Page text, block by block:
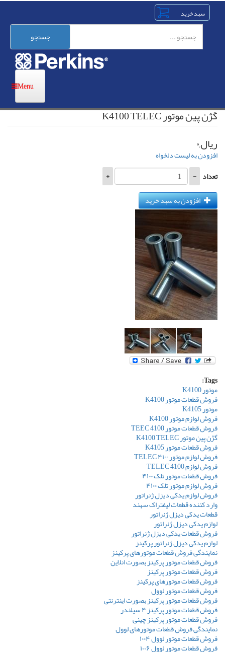
رفتن
محتوای
جستجو
گژن پین موتور K4100 TELEC
ریال,۰
افزودن به لیست دلخواه
تعداد -
+
افزودن به سبد خرید
Tags:
موتور K4100
فروش قطعات موتور K4100
موتور K4105
فروش لوازم موتور K4100
فروش قطعات موتور TEEC 4100
گژن پین موتور K4100 TELEC
فروش قطعات موتور K4105
فروش لوازم موتور ۴۱۰۰ TELEC
فروش لوازم TELEC 4100
فروش قطعات موتور تلک ۴۱۰۰
فروش لوازم موتور تلک ۴۱۰۰
فروش لوازم یدکی دیزل ژنراتور
وارد کننده قطعات لیفتراک سهند
قطعات یدکی دیزل ژنراتور
لوازم یدکی دیزل ژنراتور
فروش قطعات یدکی دیزل ژنراتور
لوازم یدکی دیزل ژنراتور پرکینز
نمایندگی فروش قطعات موتورهای پرکینز
فروش قطعات موتور پرکینز بصورت انلاین
فروش قطعات موتور پرکینز
فروش قطعات موتورهای پرکینز
فروش قطعات موتور لوول
فروش قطعات موتور پرکینز بصورت اینترنتی
فروش قطعات موتور پرکینز ۴ سیلندر
فروش قطعات موتور پرکینز چینی
نمایندگی فروش قطعات موتورهای لوول
فروش قطعات موتور لوول ۱۰۰۴
فروش قطعات موتور لوول ۱۰۰۶